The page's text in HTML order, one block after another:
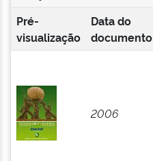
Pré-
visualização
Data do
documento
2006